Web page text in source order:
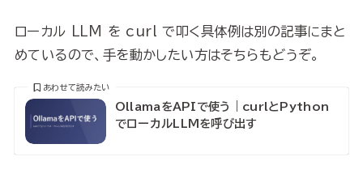
ローカル LLM を curl で叩く具体例は別の記事にまと
めているので、手を動かしたい方はそちらもどうぞ。
OllamaをAPIで使う｜curlとPython
でローカルLLMを呼び出す
あわせて読みたい